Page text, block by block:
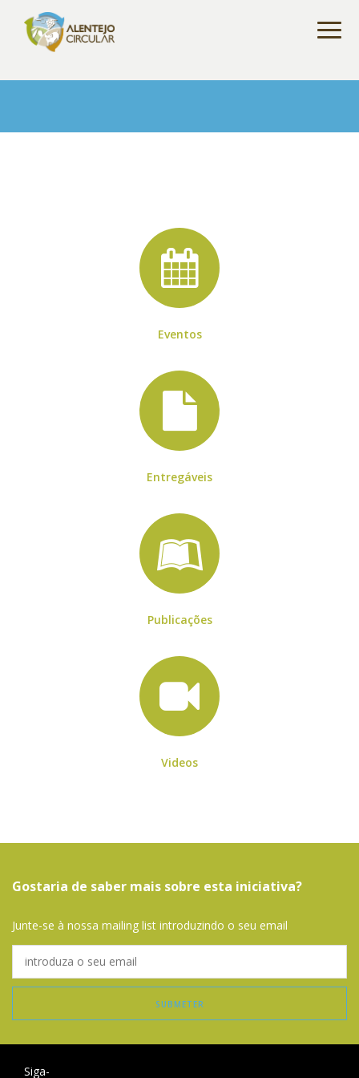
Eventos
Entregáveis
Publicações
Videos
Gostaria de saber mais sobre esta iniciativa?
Junte-se à nossa mailing list introduzindo o seu email
Siga-